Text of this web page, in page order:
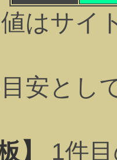
はサイ
安とし
】 1件